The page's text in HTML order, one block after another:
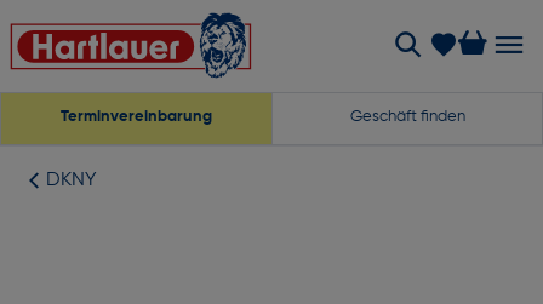
Terminvereinbarung Geschäft finden
DKNY